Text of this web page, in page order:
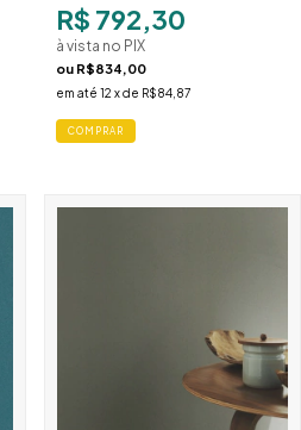
R$ 792,30
à vista no PIX
ou R$834,00
em até 12 x de R$84,87